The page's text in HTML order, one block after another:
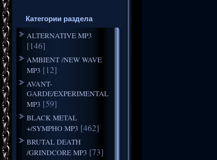
Категории раздела
ALTERNATIVE MP3
[146]
AMBIENT /NEW WAVE
MP3 [12]
AVANT-
GARDE/EXPERIMENTAL
MP3 [59]
BLACK METAL
+/SYMPHO MP3 [462]
BRUTAL DEATH
/GRINDCORE MP3 [73]